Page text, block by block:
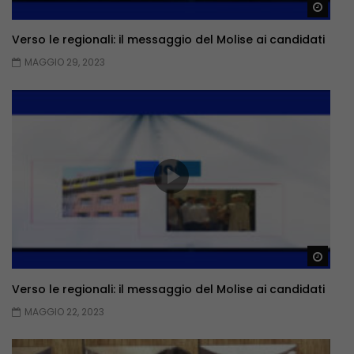
Verso le regionali: il messaggio del Molise ai candidati
MAGGIO 29, 2023
Verso le regionali: il messaggio del Molise ai candidati
MAGGIO 22, 2023